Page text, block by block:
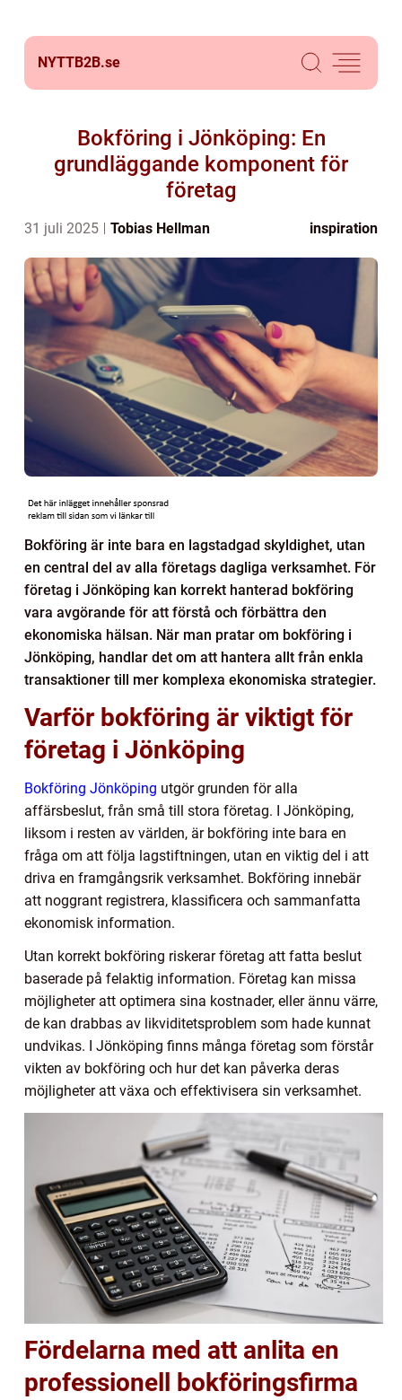
NYTTB2B.se
Bokföring i Jönköping: En
grundläggande komponent för
företag
31 juli 2025 Tobias Hellman inspiration
Bokföring är inte bara en lagstadgad skyldighet, utan
en central del av alla företags dagliga verksamhet. För
företag i Jönköping kan korrekt hanterad bokföring
vara avgörande för att förstå och förbättra den
ekonomiska hälsan. När man pratar om bokföring i
Jönköping, handlar det om att hantera allt från enkla
transaktioner till mer komplexa ekonomiska strategier.
Varför bokföring är viktigt för
företag i Jönköping
Bokföring Jönköping utgör grunden för alla
affärsbeslut, från små till stora företag. I Jönköping,
liksom i resten av världen, är bokföring inte bara en
fråga om att följa lagstiftningen, utan en viktig del i att
driva en framgångsrik verksamhet. Bokföring innebär
att noggrant registrera, klassificera och sammanfatta
ekonomisk information.
Utan korrekt bokföring riskerar företag att fatta beslut
baserade på felaktig information. Företag kan missa
möjligheter att optimera sina kostnader, eller ännu värre,
de kan drabbas av likviditetsproblem som hade kunnat
undvikas. I Jönköping finns många företag som förstår
vikten av bokföring och hur det kan påverka deras
möjligheter att växa och effektivisera sin verksamhet.
Fördelarna med att anlita en
professionell bokföringsfirma